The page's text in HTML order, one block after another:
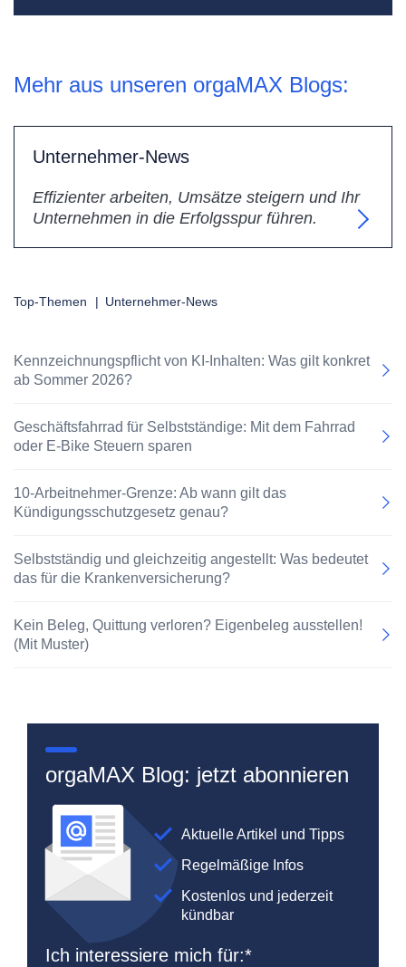
Mehr aus unseren orgaMAX Blogs:
Unternehmer-News
Effizienter arbeiten, Umsätze steigern und Ihr
Unternehmen in die Erfolgsspur führen.
Top-Themen | Unternehmer-News
Kennzeichnungspflicht von KI-Inhalten: Was gilt konkret
ab Sommer 2026?
Geschäftsfahrrad für Selbstständige: Mit dem Fahrrad
oder E-Bike Steuern sparen
10-Arbeitnehmer-Grenze: Ab wann gilt das
Kündigungsschutzgesetz genau?
Selbstständig und gleichzeitig angestellt: Was bedeutet
das für die Krankenversicherung?
Kein Beleg, Quittung verloren? Eigenbeleg ausstellen!
(Mit Muster)
orgaMAX Blog: jetzt abonnieren
Aktuelle Artikel und Tipps
Regelmäßige Infos
Kostenlos und jederzeit
kündbar
Ich interessiere mich für:*